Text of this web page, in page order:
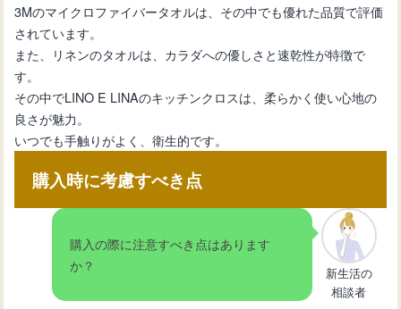
3Mのマイクロファイバータオルは、その中でも優れた品質で評価
されています。
また、リネンのタオルは、カラダへの優しさと速乾性が特徴で
す。
その中でLINO E LINAのキッチンクロスは、柔らかく使い心地の
良さが魅力。
いつでも手触りがよく、衛生的です。
購入時に考慮すべき点
購入の際に注意すべき点はあります
か？
新生活の
相談者